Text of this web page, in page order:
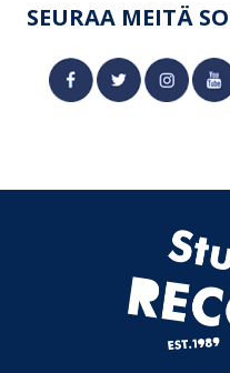
SEURAA MEITÄ